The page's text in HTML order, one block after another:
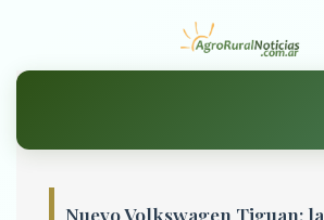
Nuevo Volkswagen Tiguan: la